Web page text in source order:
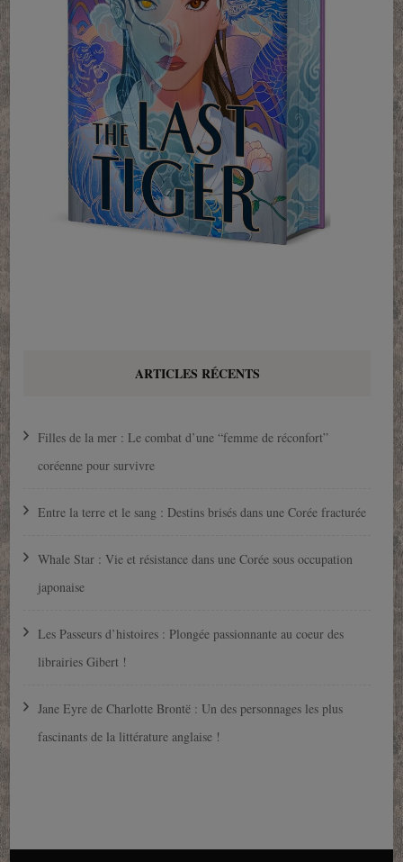
ARTICLES RÉCENTS
Filles de la mer : Le combat d’une “femme de réconfort”
coréenne pour survivre
Entre la terre et le sang : Destins brisés dans une Corée fracturée
Whale Star : Vie et résistance dans une Corée sous occupation
japonaise
Les Passeurs d’histoires : Plongée passionnante au coeur des
librairies Gibert !
Jane Eyre de Charlotte Brontë : Un des personnages les plus
fascinants de la littérature anglaise !